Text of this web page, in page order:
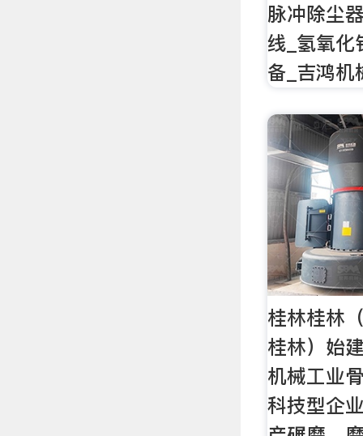
脉冲除尘
线_氢氧化
备_吉鸿机
桂林桂林
桂林）始
机械工业
科技型企